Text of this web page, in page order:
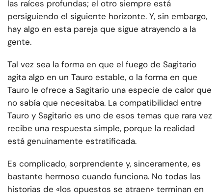
las raíces profundas; el otro siempre está
persiguiendo el siguiente horizonte. Y, sin embargo,
hay algo en esta pareja que sigue atrayendo a la
gente.
Tal vez sea la forma en que el fuego de Sagitario
agita algo en un Tauro estable, o la forma en que
Tauro le ofrece a Sagitario una especie de calor que
no sabía que necesitaba. La compatibilidad entre
Tauro y Sagitario es uno de esos temas que rara vez
recibe una respuesta simple, porque la realidad
está genuinamente estratificada.
Es complicado, sorprendente y, sinceramente, es
bastante hermoso cuando funciona. No todas las
historias de «los opuestos se atraen» terminan en